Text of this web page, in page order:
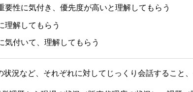
性に気付き、優先度が高いと理解してもらう
理解してもらう
気付いて、理解してもらう
況など、それぞれに対してじっくり会話すること